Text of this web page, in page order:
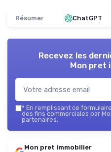
Résumer ChatGPT
Recevez les
Mon pret
* En remplissant ce
des fins commerciales par
partenaires.
Mon pret immobilier